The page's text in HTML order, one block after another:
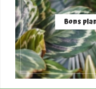
Bons